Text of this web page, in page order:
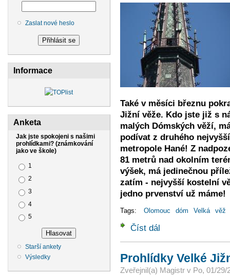
Zaslat nové heslo
Informace
Anketa
Jak jste spokojeni s našimi
prohlídkami? (známkování
jako ve škole)
Možnosti výběru
1
2
3
4
5
Starší ankety
Výsledky
Také v měsíci březnu
Jižní věže. Kdo jste již s
malých Dómských věží,
podívat z druhého
metropole Hané! Z
81 metrů nad okolním
výšek, má jedinečnou
zatím - nejvyšší kostelní
jedno prvenství už máme!
Tags: Olomouc dóm Velká věž
Číst dál
Prohlídky Velké
Zveřejnil(a) Magistrv Po, 01/29/